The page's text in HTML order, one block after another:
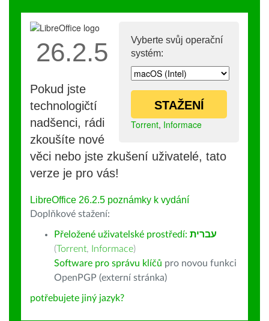
Vyberte svůj operační
systém:
STAŽENÍ
Torrent, Informace
26.2.5
Pokud jste
technologičtí
nadšenci, rádi
zkoušíte nové
věci nebo jste zkušení uživatelé, tato
verze je pro vás!
LibreOffice 26.2.5 poznámky k vydání
Doplňkové stažení:
Přeložené uživatelské prostředí: עברית
(Torrent, Informace)
Software pro správu klíčů pro novou funkci
OpenPGP (externí stránka)
potřebujete jiný jazyk?